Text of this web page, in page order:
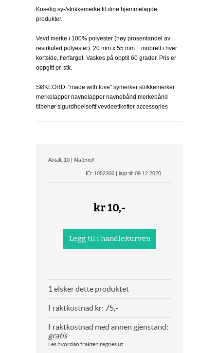
Koselig sy-/strikkemerke til dine hjemmelagde
produkter.
Vevd merke i 100% polyester (høy prosentandel av
resirkulert polyester). 20 mm x 55 mm + innbrett i hver
kortside, flerfarget. Vaskes på opptil 60 grader. Pris er
oppgitt pr. stk.
SØKEORD: "made with love" symerker strikkemerker
merkelapper navnelapper navnebånd merkebånd
tilbehør sigurdhoelseftf vevdeetiketter accessories
Antall: 10 | Materiell
ID: 1052306 | lagt til: 09.12.2020
kr10,-
1 elsker dette produktet
Fraktkostnad kr: 75,-
Fraktkostnad med annen gjenstand:
gratis
Les hvordan frakten regnes ut